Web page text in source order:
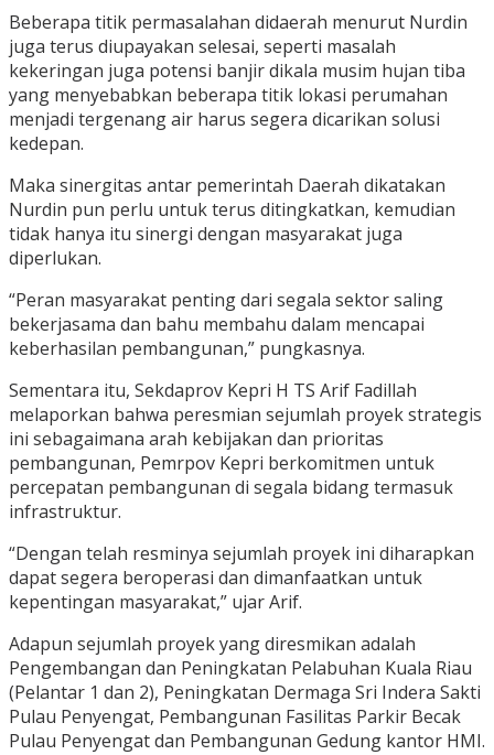
Beberapa titik permasalahan didaerah menurut Nurdin
juga terus diupayakan selesai, seperti masalah
kekeringan juga potensi banjir dikala musim hujan tiba
yang menyebabkan beberapa titik lokasi perumahan
menjadi tergenang air harus segera dicarikan solusi
kedepan.
Maka sinergitas antar pemerintah Daerah dikatakan
Nurdin pun perlu untuk terus ditingkatkan, kemudian
tidak hanya itu sinergi dengan masyarakat juga
diperlukan.
“Peran masyarakat penting dari segala sektor saling
bekerjasama dan bahu membahu dalam mencapai
keberhasilan pembangunan,” pungkasnya.
Sementara itu, Sekdaprov Kepri H TS Arif Fadillah
melaporkan bahwa peresmian sejumlah proyek strategis
ini sebagaimana arah kebijakan dan prioritas
pembangunan, Pemrpov Kepri berkomitmen untuk
percepatan pembangunan di segala bidang termasuk
infrastruktur.
“Dengan telah resminya sejumlah proyek ini diharapkan
dapat segera beroperasi dan dimanfaatkan untuk
kepentingan masyarakat,” ujar Arif.
Adapun sejumlah proyek yang diresmikan adalah
Pengembangan dan Peningkatan Pelabuhan Kuala Riau
(Pelantar 1 dan 2), Peningkatan Dermaga Sri Indera Sakti
Pulau Penyengat, Pembangunan Fasilitas Parkir Becak
Pulau Penyengat dan Pembangunan Gedung kantor HMI.